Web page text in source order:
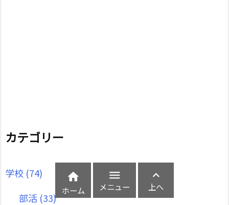
カテゴリー
学校 (74)
部活 (33)

ホーム

メニュー

上へ